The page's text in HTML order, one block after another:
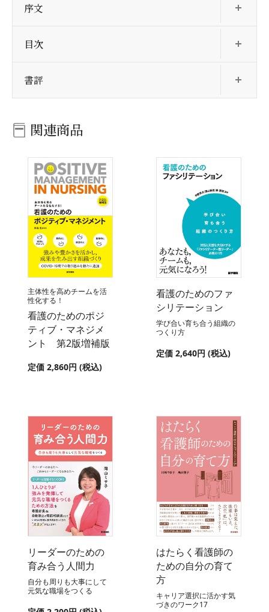
序文
目次
書評
関連商品
主体性を高めチームを活
性化する！
看護のためのポジ
ティブ・マネジメ
ント 第2版増補版
定価 2,860円 (税込)
看護のためのファ
シリテーション
学び合い育ち合う組織の
つくり方
定価 2,640円 (税込)
リーダーのための
育み合う人間力
自分も周りも大事にして
元気な職場をつくる
はたらく看護師の
ための自分の育て
方
キャリア選択に活かす気
づきのワーク17